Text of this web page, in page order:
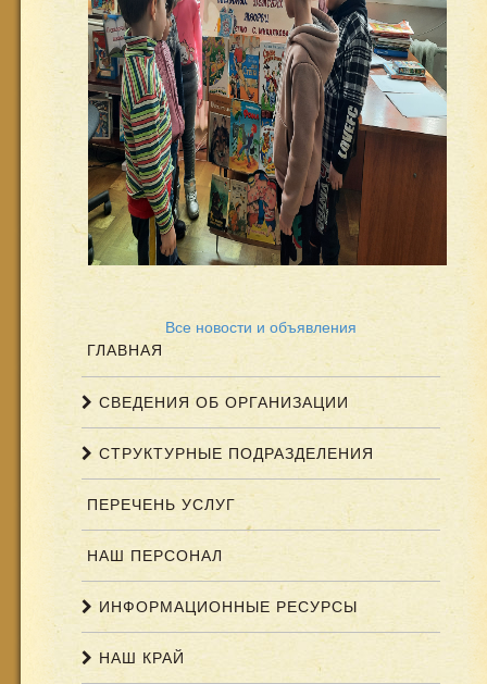
Все новости и объявления
ГЛАВНАЯ
СВЕДЕНИЯ ОБ ОРГАНИЗАЦИИ
СТРУКТУРНЫЕ ПОДРАЗДЕЛЕНИЯ
ПЕРЕЧЕНЬ УСЛУГ
НАШ ПЕРСОНАЛ
ИНФОРМАЦИОННЫЕ РЕСУРСЫ
НАШ КРАЙ